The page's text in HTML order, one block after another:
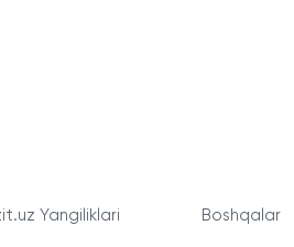
Yangiliklari Boshqalar